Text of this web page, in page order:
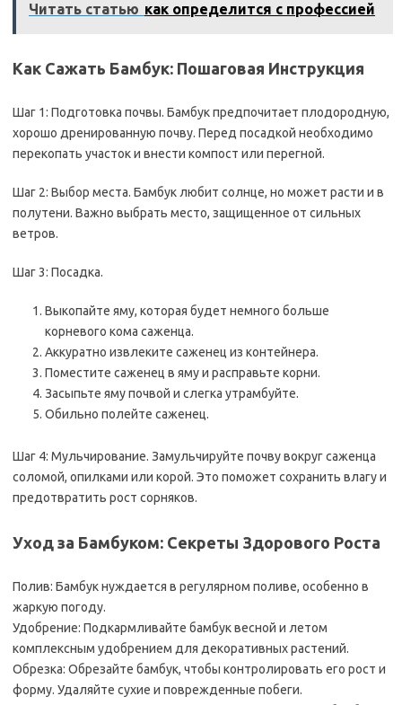
Читать статью как определится с профессией
Как Сажать Бамбук: Пошаговая Инструкция
Шаг 1: Подготовка почвы. Бамбук предпочитает плодородную,
хорошо дренированную почву. Перед посадкой необходимо
перекопать участок и внести компост или перегной.
Шаг 2: Выбор места. Бамбук любит солнце, но может расти и в
полутени. Важно выбрать место, защищенное от сильных
ветров.
Шаг 3: Посадка.
Выкопайте яму, которая будет немного больше
корневого кома саженца.
Аккуратно извлеките саженец из контейнера.
Поместите саженец в яму и расправьте корни.
Засыпьте яму почвой и слегка утрамбуйте.
Обильно полейте саженец.
Шаг 4: Мульчирование. Замульчируйте почву вокруг саженца
соломой, опилками или корой. Это поможет сохранить влагу и
предотвратить рост сорняков.
Уход за Бамбуком: Секреты Здорового Роста
Полив: Бамбук нуждается в регулярном поливе, особенно в
жаркую погоду.
Удобрение: Подкармливайте бамбук весной и летом
комплексным удобрением для декоративных растений.
Обрезка: Обрезайте бамбук, чтобы контролировать его рост и
форму. Удаляйте сухие и поврежденные побеги.